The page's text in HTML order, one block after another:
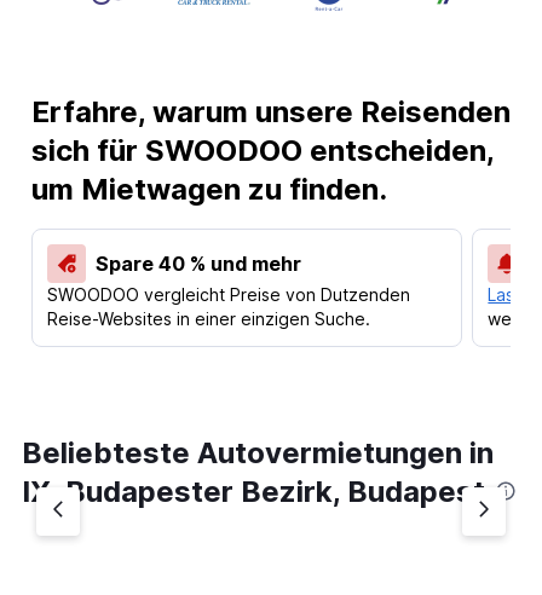
Erfahre, warum unsere Reisenden
sich für SWOODOO entscheiden,
um Mietwagen zu finden.
Spare 40 % und mehr
SWOODOO vergleicht Preise von Dutzenden
Reise-Websites in einer einzigen Suche.
Lass
Beliebteste Autovermietungen in
IX. Budapester Bezirk, Budapest